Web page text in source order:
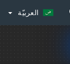
العربيّة